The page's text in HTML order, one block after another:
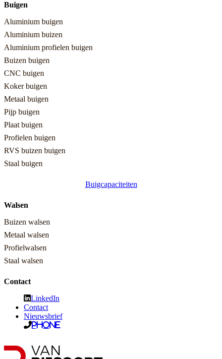
Buigen
Aluminium buigen
Aluminium buizen
Aluminium profielen buigen
Buizen buigen
CNC buigen
Koker buigen
Metaal buigen
Pijp buigen
Plaat buigen
Profielen buigen
RVS buizen buigen
Staal buigen
Buigcapaciteiten
Walsen
Buizen walsen
Metaal walsen
Profielwalsen
Staal walsen
Contact
LinkedIn
Contact
Nieuwsbrief
Phone